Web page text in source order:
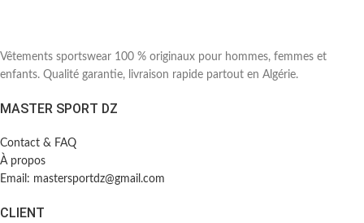
Vêtements sportswear 100 % originaux pour hommes, femmes et
enfants. Qualité garantie, livraison rapide partout en Algérie.
MASTER SPORT DZ
Contact & FAQ
À propos
Email: mastersportdz@gmail.com
CLIENT